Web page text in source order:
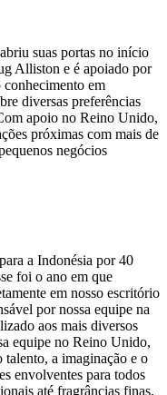
suas portas no início
Alliston e é apoiado por
conhecimento em
diversas preferências
apoio no Reino Unido,
próximas com mais de
negócios
a Indonésia por 40
foi o ano em que
em nosso escritório
por nossa equipe na
aos mais diversos
equipe no Reino Unido,
talento, a imaginação e o
envolventes para todos
até fragrâncias finas.